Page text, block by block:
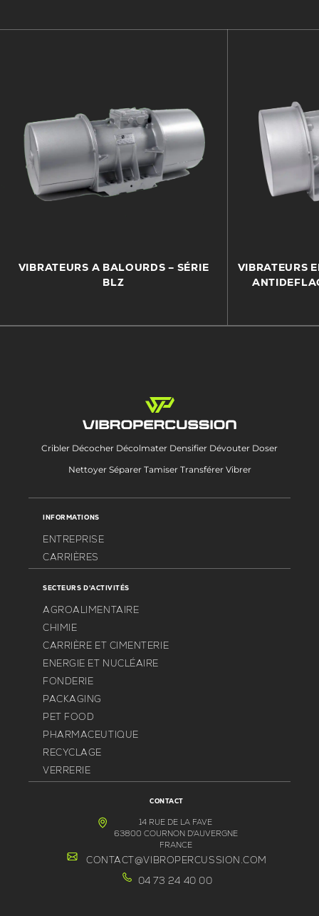
VIBRATEURS A BALOURDS – SÉRIE
BLZ
VIBRATEURS
Cribler Décocher Décolmater Densifier Dévouter Doser
Nettoyer Séparer Tamiser Transférer Vibrer
INFORMATIONS
ENTREPRISE
CARRIÈRES
SECTEURS D'ACTIVITÉS
AGROALIMENTAIRE
CHIMIE
CARRIÈRE ET CIMENTERIE
ENERGIE ET NUCLÉAIRE
FONDERIE
PACKAGING
PET FOOD
PHARMACEUTIQUE
RECYCLAGE
VERRERIE
CONTACT
14 RUE DE LA FAVE
63800 COURNON D'AUVERGNE
FRANCE
CONTACT@VIBROPERCUSSION.COM
04 73 24 40 00